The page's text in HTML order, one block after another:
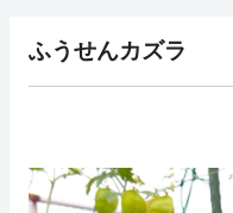
ふうせんカズラ